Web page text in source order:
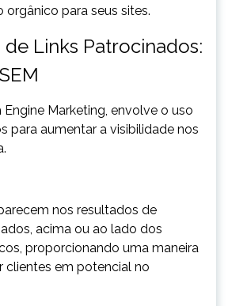
orgânico para seus sites.
de Links Patrocinados:
Engine Marketing, envolve o uso
para aumentar a visibilidade nos
nos resultados de
acima ou ao lado dos
proporcionando uma maneira
clientes em potencial no